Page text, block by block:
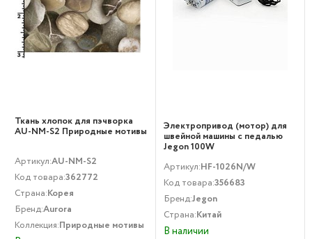
Ткань хлопок для пэчворка
AU-NM-S2 Природные мотивы
Артикул:AU-NM-S2
Код товара:362772
Страна:Корея
Бренд:Aurora
Коллекция:Природные мотивы
Электропривод (мотор) для
швейной машины с педалью
Jegon 100W
Артикул:HF-1026N/W
Код товара:356683
Бренд:Jegon
Страна:Китай
В наличии